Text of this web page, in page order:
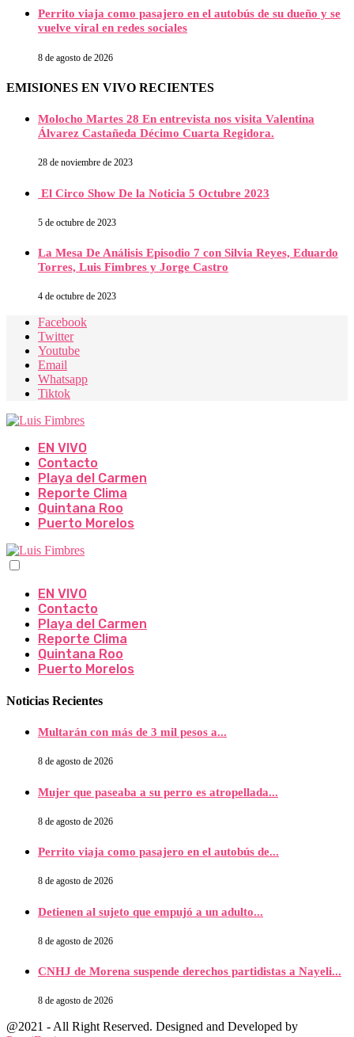
Perrito viaja como pasajero en el autobús de su dueño y se
vuelve viral en redes sociales
8 de agosto de 2026
EMISIONES EN VIVO RECIENTES
Molocho Martes 28 En entrevista nos visita Valentina
Álvarez Castañeda Décimo Cuarta Regidora.
28 de noviembre de 2023
El Circo Show De la Noticia 5 Octubre 2023
5 de octubre de 2023
La Mesa De Análisis Episodio 7 con Silvia Reyes, Eduardo
Torres, Luis Fimbres y Jorge Castro
4 de octubre de 2023
Facebook
Twitter
Youtube
Email
Whatsapp
Tiktok
EN VIVO
Contacto
Playa del Carmen
Reporte Clima
Quintana Roo
Puerto Morelos
EN VIVO
Contacto
Playa del Carmen
Reporte Clima
Quintana Roo
Puerto Morelos
Noticias Recientes
Multarán con más de 3 mil pesos a...
8 de agosto de 2026
Mujer que paseaba a su perro es atropellada...
8 de agosto de 2026
Perrito viaja como pasajero en el autobús de...
8 de agosto de 2026
Detienen al sujeto que empujó a un adulto...
8 de agosto de 2026
CNHJ de Morena suspende derechos partidistas a Nayeli...
8 de agosto de 2026
@2021 - All Right Reserved. Designed and Developed by